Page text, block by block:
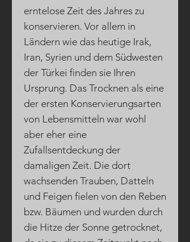
erntelose Zeit des Jahres zu
konservieren. Vor allem in
Ländern wie das heutige Irak,
Iran, Syrien und dem Südwesten
der Türkei finden sie Ihren
Ursprung. Das Trocknen als eine
der ersten Konservierungsarten
von Lebensmitteln war wohl
aber eher eine
Zufallsentdeckung der
damaligen Zeit. Die dort
wachsenden Trauben, Datteln
und Feigen fielen von den Reben
bzw. Bäumen und wurden durch
die Hitze der Sonne getrocknet,